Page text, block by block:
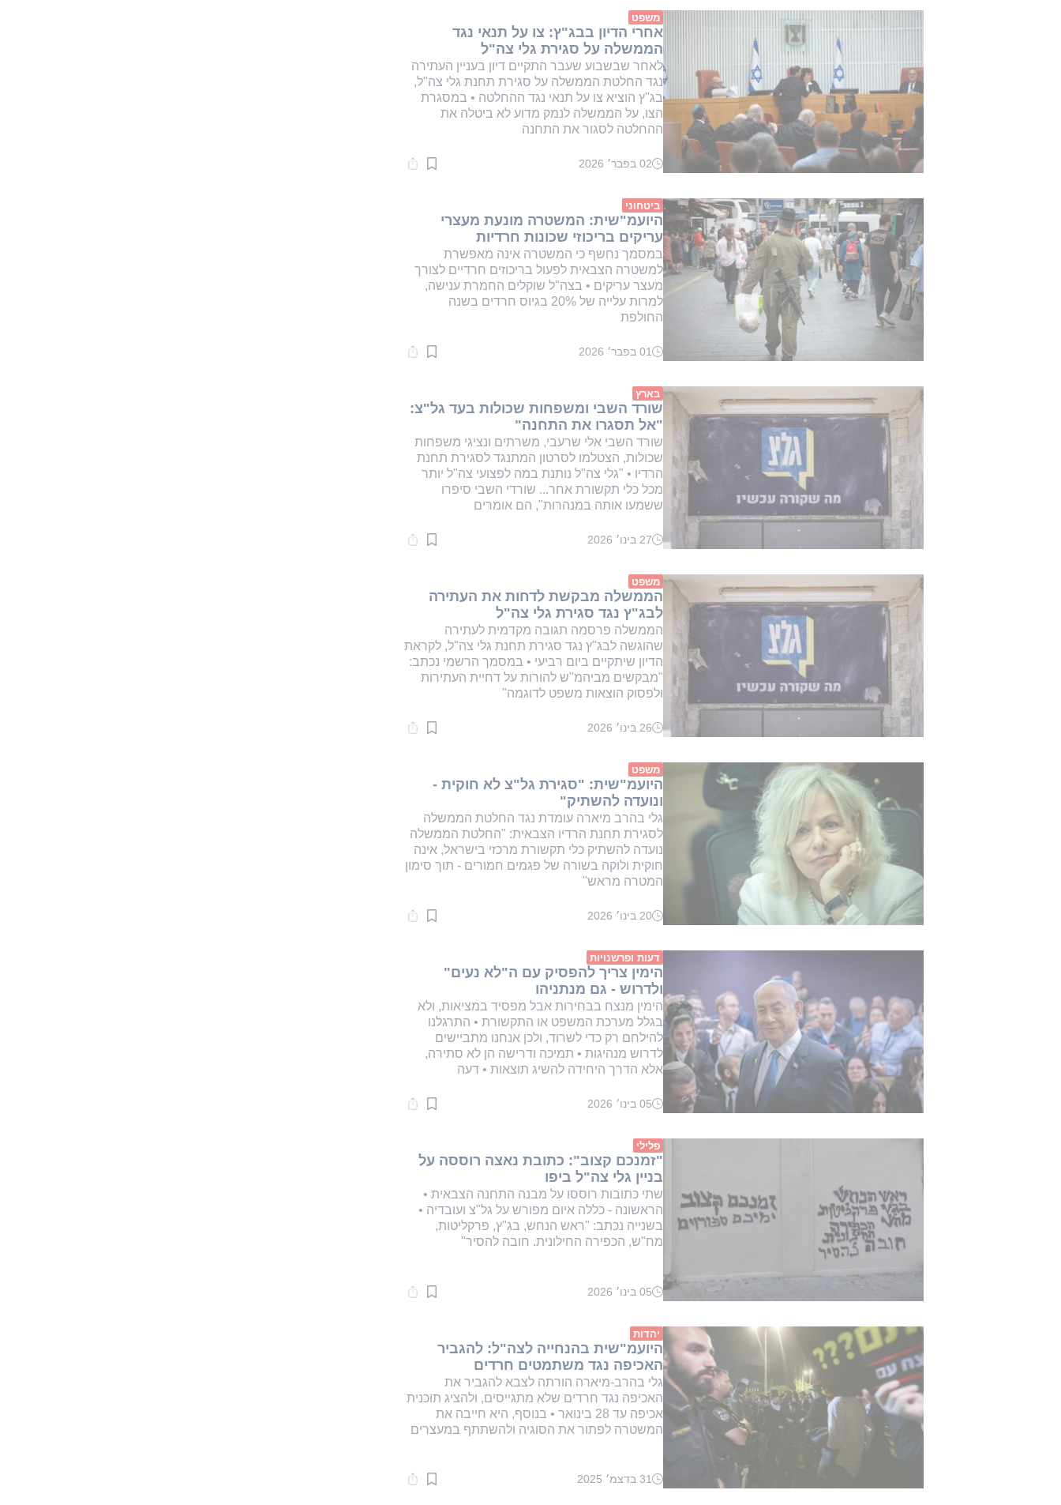
דקות.
משפט
אחרי הדיון בבג"ץ: צו על תנאי נגד
הממשלה על סגירת גלי צה"ל
לאחר שבשבוע שעבר התקיים דיון בעניין העתירה
נגד החלטת הממשלה על סגירת תחנת גלי צה"ל,
בג"ץ הוציא צו על תנאי נגד ההחלטה • במסגרת
הצו, על הממשלה לנמק מדוע לא ביטלה את
ההחלטה לסגור את התחנה
זמן
דקות.
02 בפבר׳ 2026
ביטחוני
היועמ"שית: המשטרה מונעת מעצרי
עריקים בריכוזי שכונות חרדיות
במסמך נחשף כי המשטרה אינה מאפשרת
למשטרה הצבאית לפעול בריכוזים חרדיים לצורך
מעצר עריקים • בצה"ל שוקלים החמרת ענישה,
למרות עלייה של 20% בגיוס חרדים בשנה
החולפת
זמן
דקות.
01 בפבר׳ 2026
בארץ
שורד השבי ומשפחות שכולות בעד גל"צ:
"אל תסגרו את התחנה"
שורד השבי אלי שרעבי, משרתים ונציגי משפחות
שכולות, הצטלמו לסרטון המתנגד לסגירת תחנת
הרדיו • "גלי צה"ל נותנת במה לפצועי צה"ל יותר
מכל כלי תקשורת אחר... שורדי השבי סיפרו
ששמעו אותה במנהרות", הם אומרים
זמן
דקות.
27 בינו׳ 2026
משפט
הממשלה מבקשת לדחות את העתירה
לבג"ץ נגד סגירת גלי צה"ל
הממשלה פרסמה תגובה מקדמית לעתירה
שהוגשה לבג"ץ נגד סגירת תחנת גלי צה"ל, לקראת
הדיון שיתקיים ביום רביעי • במסמך הרשמי נכתב:
"מבקשים מביהמ"ש להורות על דחיית העתירות
ולפסוק הוצאות משפט לדוגמה"
זמן
דקות.
26 בינו׳ 2026
משפט
היועמ"שית: "סגירת גל"צ לא חוקית -
ונועדה להשתיק"
גלי בהרב מיארה עומדת נגד החלטת הממשלה
לסגירת תחנת הרדיו הצבאית: "החלטת הממשלה
נועדה להשתיק כלי תקשורת מרכזי בישראל, אינה
חוקית ולוקה בשורה של פגמים חמורים - תוך סימון
המטרה מראש"
זמן
דקות.
20 בינו׳ 2026
דעות ופרשנויות
הימין צריך להפסיק עם ה"לא נעים"
ולדרוש - גם מנתניהו
הימין מנצח בבחירות אבל מפסיד במציאות, ולא
בגלל מערכת המשפט או התקשורת • התרגלנו
להילחם רק כדי לשרוד, ולכן אנחנו מתביישים
לדרוש מנהיגות • תמיכה ודרישה הן לא סתירה,
אלא הדרך היחידה להשיג תוצאות • דעה
זמן
דקות.
05 בינו׳ 2026
פלילי
"זמנכם קצוב": כתובת נאצה רוססה על
בניין גלי צה"ל ביפו
שתי כתובות רוססו על מבנה התחנה הצבאית •
הראשונה - כללה איום מפורש על גל"צ ועובדיה •
בשנייה נכתב: "ראש הנחש, בג"ץ, פרקליטות,
מח"ש, הכפירה החילונית. חובה להסיר"
זמן
דקות.
05 בינו׳ 2026
יהדות
היועמ"שית בהנחייה לצה"ל: להגביר
האכיפה נגד משתמטים חרדים
גלי בהרב-מיארה הורתה לצבא להגביר את
האכיפה נגד חרדים שלא מתגייסים, ו⁠להציג תוכנית
אכיפה עד 28 בינואר • בנוסף, היא חייבה את
המשטרה לפתור את הסוגיה ולהשתתף במעצרים
זמן31 בדצמ׳ 2025